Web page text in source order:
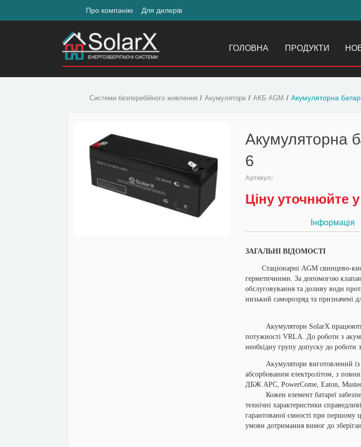
Про компанію Для дилерів
ГОЛОВНА ПРОДУКТИ
Системи безперебійного живлення Акумулятори АКБ AGM Акумуляторна
Акумуляторна
6
Артикул:
Ціну уточнюйте
Інформація
ЗАГАЛЬНІ ВІДОМОСТІ
Стаціонарні AGM свинцево-
герметичними. За допомогою
обслуговування та доливу води
низький саморозряд та призначені
Акумулятори SolarX працюють в
потужності VRLA. До роботи з
необхідну групу допуску до роботи
Акумулятори виготовлений із
абсорбованим електролітом, з
ДБЖ АРС, PowerCome, Eaton,
Кожен елемент батареї
технічні характеристики
гарантованої ємності при першому
умови дотримання вимог до